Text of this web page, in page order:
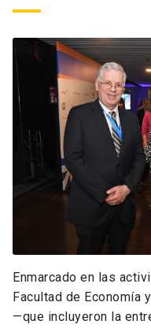
Enmarcado en las
Facultad de Economía
—que incluyeron la